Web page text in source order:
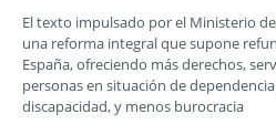
El texto impulsado por el Ministerio
una reforma integral que supone
España, ofreciendo más derechos,
personas en situación de
discapacidad, y menos burocracia